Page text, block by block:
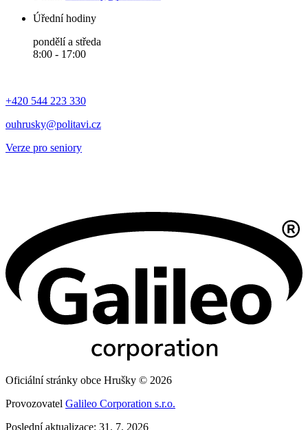
Úřední hodiny
pondělí a středa
8:00 - 17:00
+420 544 223 330
ouhrusky@politavi.cz
Verze pro seniory
Oficiální stránky obce Hrušky © 2026
Provozovatel Galileo Corporation s.r.o.
Poslední aktualizace: 31. 7. 2026